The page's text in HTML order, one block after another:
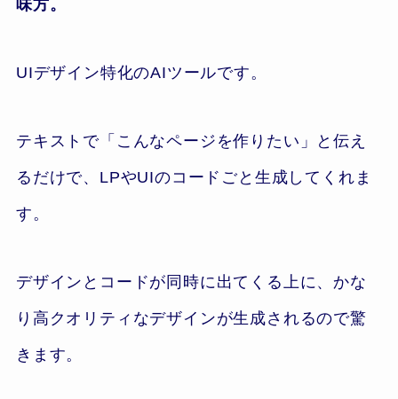
味方。
UIデザイン特化のAIツールです。
テキストで「こんなページを作りたい」と伝え
るだけで、LPやUIのコードごと生成してくれま
す。
デザインとコードが同時に出てくる上に、かな
り高クオリティなデザインが生成されるので驚
きます。